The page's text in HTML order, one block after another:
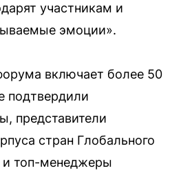
участникам и
эмоции».
включает более 50
подтвердили
представители
стран Глобального
топ-менеджеры